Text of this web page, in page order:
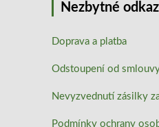
Nezbytné
Doprava a platba
Odstoupení od
Nevyzvednutí zásilky
Podmínky ochrany